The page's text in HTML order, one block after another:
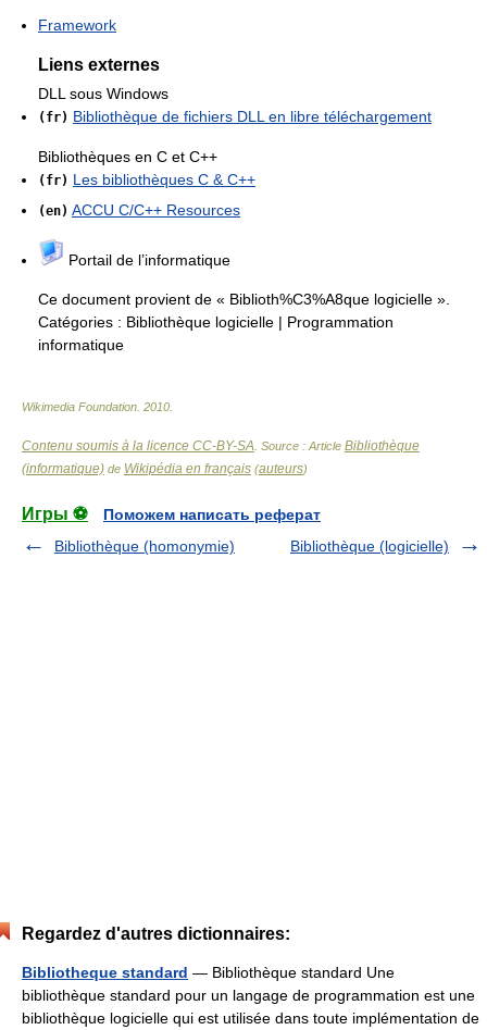
Framework
Liens externes
DLL sous Windows
(fr) Bibliothèque de fichiers DLL en libre téléchargement
Bibliothèques en C et C++
(fr) Les bibliothèques C & C++
(en) ACCU C/C++ Resources
Portail de l’informatique
Ce document provient de « Biblioth%C3%A8que logicielle ».
Catégories : Bibliothèque logicielle | Programmation
informatique
Wikimedia Foundation 2010
Contenu soumis à la licence CC-BY-SA . Source : Article Bibliothèque
(informatique) de Wikipédia en français (auteurs)
Игры ⚽
Поможем написать реферат
Bibliothèque (homonymie)
Bibliothèque (logicielle)
Regardez d'autres dictionnaires:
Bibliotheque standard — Bibliothèque standard Une
bibliothèque standard pour un langage de programmation est une
bibliothèque logicielle qui est utilisée dans toute implémentation de